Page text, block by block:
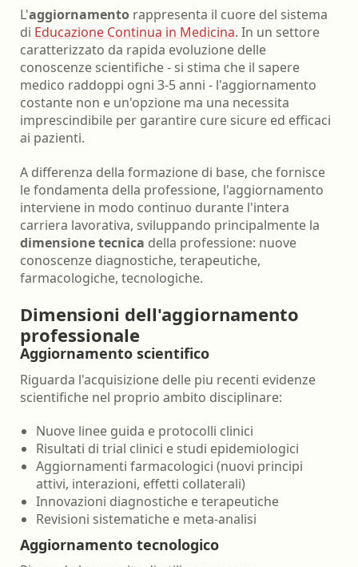
L'aggiornamento rappresenta il cuore del sistema
di Educazione Continua in Medicina. In un settore
caratterizzato da rapida evoluzione delle
conoscenze scientifiche - si stima che il sapere
medico raddoppi ogni 3-5 anni - l'aggiornamento
costante non e un'opzione ma una necessita
imprescindibile per garantire cure sicure ed efficaci
ai pazienti.
A differenza della formazione di base, che fornisce
le fondamenta della professione, l'aggiornamento
interviene in modo continuo durante l'intera
carriera lavorativa, sviluppando principalmente la
dimensione tecnica della professione: nuove
conoscenze diagnostiche, terapeutiche,
farmacologiche, tecnologiche.
Dimensioni dell'aggiornamento
professionale
Aggiornamento scientifico
Riguarda l'acquisizione delle piu recenti evidenze
scientifiche nel proprio ambito disciplinare:
Nuove linee guida e protocolli clinici
Risultati di trial clinici e studi epidemiologici
Aggiornamenti farmacologici (nuovi principi
attivi, interazioni, effetti collaterali)
Innovazioni diagnostiche e terapeutiche
Revisioni sistematiche e meta-analisi
Aggiornamento tecnologico